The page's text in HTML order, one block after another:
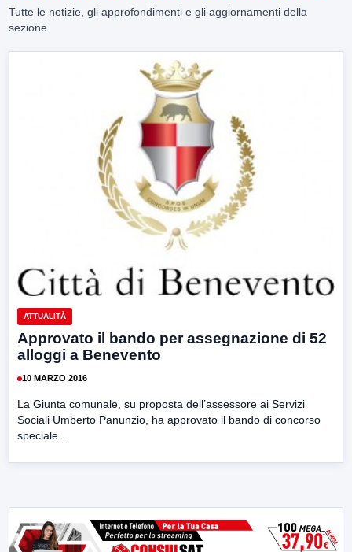
Tutte le notizie, gli approfondimenti e gli aggiornamenti della
sezione.
ATTUALITÀ
Approvato il bando per assegnazione di 52
alloggi a Benevento
10 MARZO 2016
La Giunta comunale, su proposta dell’assessore ai Servizi
Sociali Umberto Panunzio, ha approvato il bando di concorso
speciale...